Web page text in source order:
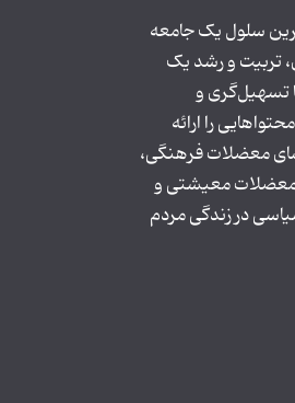
سلول یک جامعه
تربیت و رشد یک
تسهیل‌گری و
را ارائه
معضلات فرهنگی،
معضلات معیشتی و
در زندگی مردم